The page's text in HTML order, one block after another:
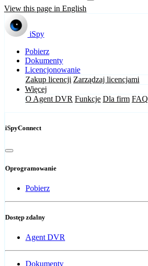
View this page in English
iSpy
Pobierz
Dokumenty
Licencjonowanie
Zakup licencji Zarządzaj licencjami
Więcej
O Agent DVR Funkcje Dla firm FAQ
iSpyConnect
Oprogramowanie
Pobierz
Dostęp zdalny
Agent DVR
Dokumenty